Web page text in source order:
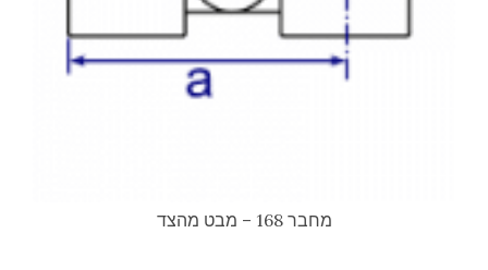
מחבר 168 – מבט מהצד